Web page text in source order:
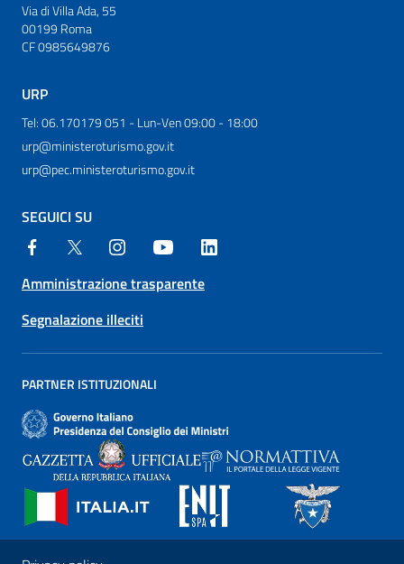
Via di Villa Ada, 55
00199 Roma
CF 0985649876
URP
Tel: 06.170179 051 - Lun-Ven 09:00 - 18:00
urp@ministeroturismo.gov.it
urp@pec.ministeroturismo.gov.it
SEGUICI SU
Amministrazione trasparente
Segnalazione illeciti
PARTNER ISTITUZIONALI